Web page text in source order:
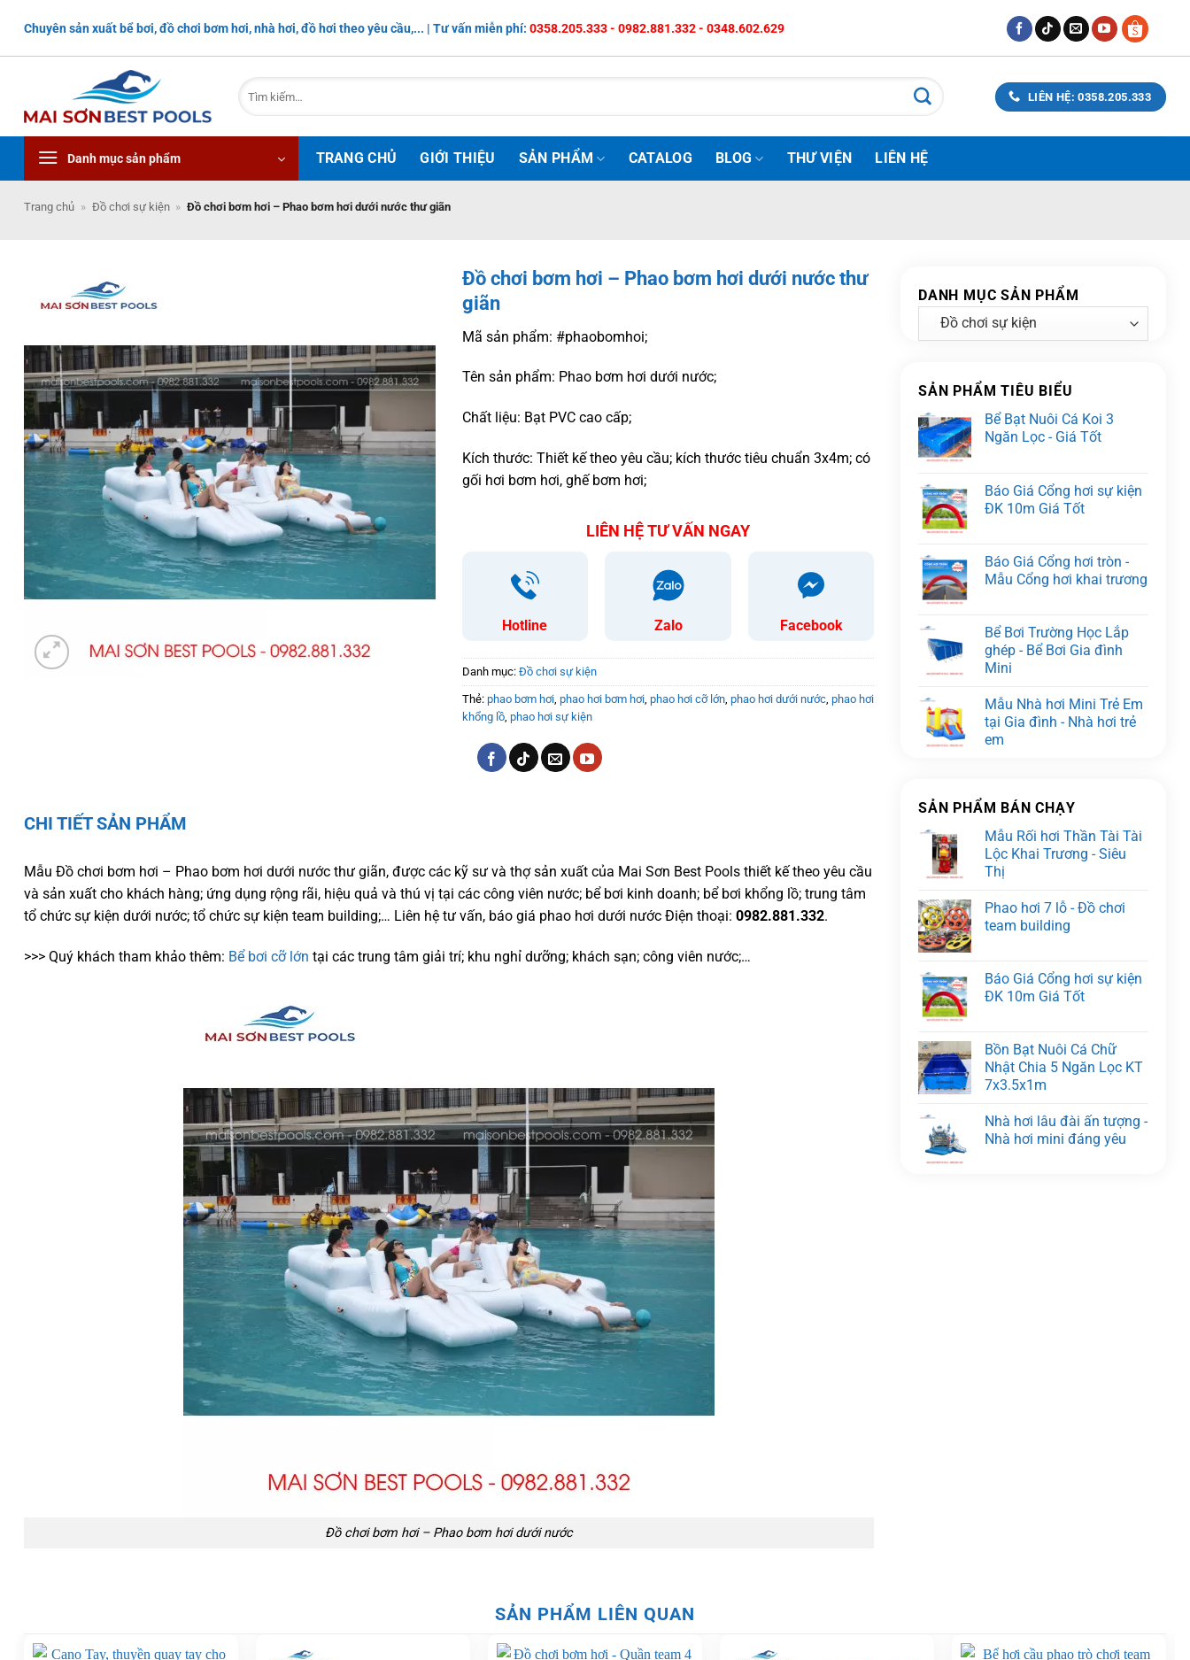
nội
Chuyên sản xuất bể bơi, đồ chơi bơm hơi, nhà hơi, đồ hơi theo yêu cầu,... | Tư vấn miễn phí: 0358.205.333 - 0982.881.332 - 0348.602.629
Tìm
kiếm:
LIÊN HỆ: 0358.205.333
Danh mục sản phẩm TRANG CHỦ GIỚI THIỆU SẢN PHẨM CATALOG BLOG THƯ VIỆN LIÊN HỆ
Trang chủ » Đồ chơi sự kiện » Đồ chơi bơm hơi – Phao bơm hơi dưới nước thư giãn
Đồ chơi bơm hơi – Phao bơm hơi dưới nước thư
giãn
Mã sản phẩm: #phaobomhoi;
Tên sản phẩm: Phao bơm hơi dưới nước;
Chất liệu: Bạt PVC cao cấp;
Kích thước: Thiết kế theo yêu cầu; kích thước tiêu chuẩn 3x4m; có
gối hơi bơm hơi, ghế bơm hơi;
LIÊN HỆ TƯ VẤN NGAY
Hotline Zalo Facebook
Danh mục: Đồ chơi sự kiện
Thẻ: phao bơm hơi, phao hơi bơm hơi, phao hơi cỡ lớn, phao hơi dưới nước, phao hơi
khổng lồ, phao hơi sự kiện
CHI TIẾT SẢN PHẨM
Mẫu Đồ chơi bơm hơi – Phao bơm hơi dưới nước thư giãn, được các kỹ sư và thợ sản xuất của Mai Sơn Best Pools thiết kế theo yêu cầu
và sản xuất cho khách hàng; ứng dụng rộng rãi, hiệu quả và thú vị tại các công viên nước; bể bơi kinh doanh; bể bơi khổng lồ; trung tâm
tổ chức sự kiện dưới nước; tổ chức sự kiện team building;… Liên hệ tư vấn, báo giá phao hơi dưới nước Điện thoại: 0982.881.332.
>>> Quý khách tham khảo thêm: Bể bơi cỡ lớn tại các trung tâm giải trí; khu nghỉ dưỡng; khách sạn; công viên nước;…
Đồ chơi bơm hơi – Phao bơm hơi dưới nước
DANH MỤC SẢN PHẨM
SẢN PHẨM TIÊU BIỂU
Bể Bạt Nuôi Cá Koi 3
Ngăn Lọc - Giá Tốt
Báo Giá Cổng hơi sự kiện
ĐK 10m Giá Tốt
Báo Giá Cổng hơi tròn -
Mẫu Cổng hơi khai trương
Bể Bơi Trường Học Lắp
ghép - Bể Bơi Gia đình
Mini
Mẫu Nhà hơi Mini Trẻ Em
tại Gia đình - Nhà hơi trẻ
em
SẢN PHẨM BÁN CHẠY
Mẫu Rối hơi Thần Tài Tài
Lộc Khai Trương - Siêu
Thị
Phao hơi 7 lỗ - Đồ chơi
team building
Báo Giá Cổng hơi sự kiện
ĐK 10m Giá Tốt
Bồn Bạt Nuôi Cá Chữ
Nhật Chia 5 Ngăn Lọc KT
7x3.5x1m
Nhà hơi lâu đài ấn tượng -
Nhà hơi mini đáng yêu
SẢN PHẨM LIÊN QUAN